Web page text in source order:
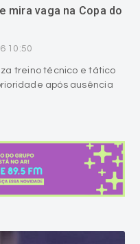
mira vaga na Copa do
10:50
treino técnico e tático
após ausência